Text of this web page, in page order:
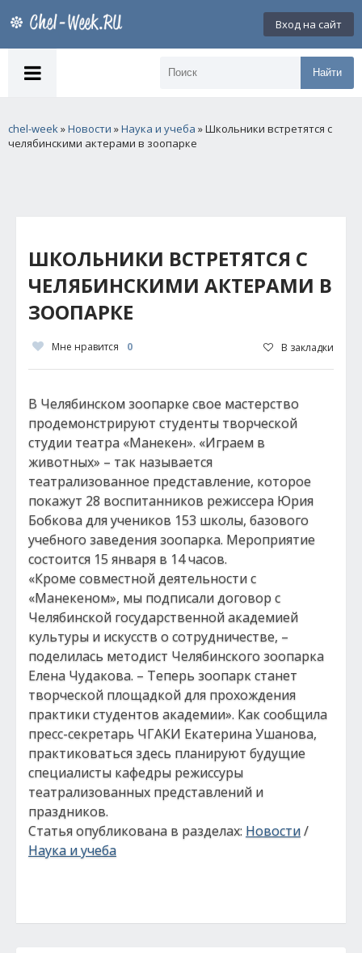
Вход на сайт
Найти
chel-week»Новости »Наука и учеба » Школьники встретятся с
челябинскими актерами в зоопарке
ШКОЛЬНИКИ ВСТРЕТЯТСЯ С
ЧЕЛЯБИНСКИМИ АКТЕРАМИ В
ЗООПАРКЕ
Мне нравится 0 В закладки
В Челябинском зоопарке свое мастерство
продемонстрируют студенты творческой
студии театра «Манекен». «Играем в
животных» – так называется
театрализованное представление, которое
покажут 28 воспитанников режиссера Юрия
Бобкова для учеников 153 школы, базового
учебного заведения зоопарка. Мероприятие
состоится 15 января в 14 часов.
«Кроме совместной деятельности с
«Манекеном», мы подписали договор с
Челябинской государственной академией
культуры и искусств о сотрудничестве, –
поделилась методист Челябинского зоопарка
Елена Чудакова. – Теперь зоопарк станет
творческой площадкой для прохождения
практики студентов академии». Как сообщила
пресс-секретарь ЧГАКИ Екатерина Ушанова,
практиковаться здесь планируют будущие
специалисты кафедры режиссуры
театрализованных представлений и
праздников.
Статья опубликована в разделах: Новости/
Наука и учеба